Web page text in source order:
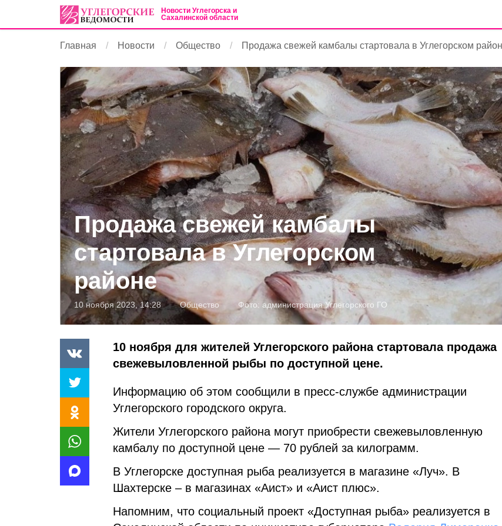
Новости Углегорска и
Сахалинской области
Главная Новости Общество Продажа свежей камбалы стартовала в Углегорском
Продажа свежей камбалы
стартовала в Углегорском
районе
10 ноября 2023, 14:28 Общество Фото: администрация Углегорского ГО
10 ноября для жителей Углегорского района стартовала продажа
свежевыловленной рыбы по доступной цене.
Информацию об этом сообщили в пресс-службе администрации
Углегорского городского округа.
Жители Углегорского района могут приобрести свежевыловленную
камбалу по доступной цене — 70 рублей за килограмм.
В Углегорске доступная рыба реализуется в магазине «Луч». В
Шахтерске – в магазинах «Аист» и «Аист плюс».
Напомним, что социальный проект «Доступная рыба» реализуется в